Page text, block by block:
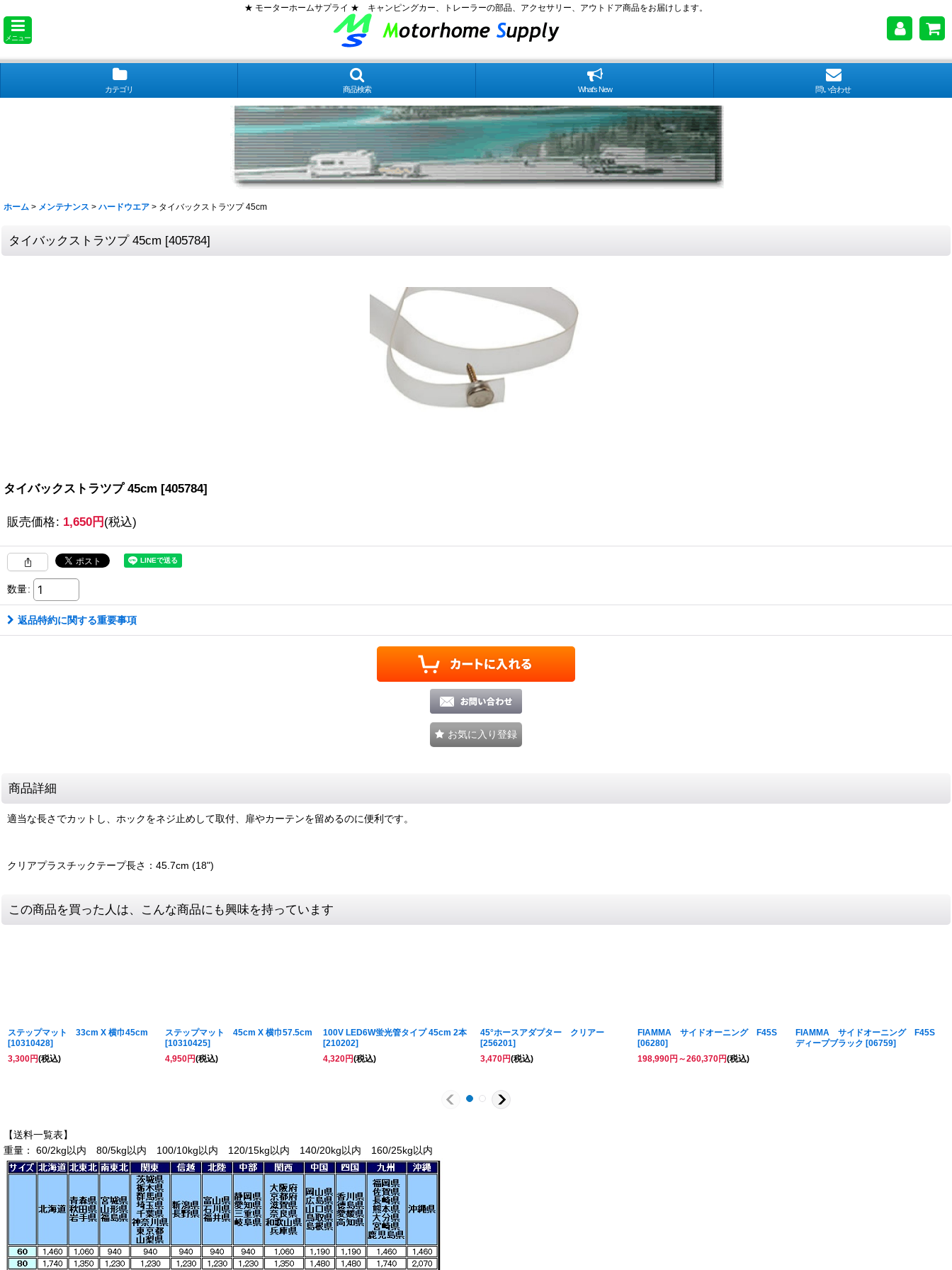
★ モーターホームサプライ ★ キャンピングカー、トレーラーの部品、アクセサリー、アウトドア商品をお届けします。
メニュー
カテゴリ 商品検索 What's New 問い合わせ
ホーム > メンテナンス > ハードウエア > タイバックストラツプ 45cm
タイバックストラツプ 45cm [405784]
タイバックストラツプ 45cm [405784]
販売価格: 1,650円 (税込)
数量:
返品特約に関する重要事項
お気に入り登録
商品詳細
適当な長さでカットし、ホックをネジ止めして取付、扉やカーテンを留めるのに便利です。
クリアプラスチックテープ長さ：45.7cm (18")
この商品を買った人は、こんな商品にも興味を持っています
ステップマット 33cm X 横巾45cm
[10310428]
3,300円(税込)
ステップマット 45cm X 横巾57.5cm
[10310425]
4,950円(税込)
100V LED6W蛍光管タイプ 45cm 2本
[210202]
4,320円(税込)
45°ホースアダプター クリアー
[256201]
3,470円(税込)
FIAMMA サイドオーニング F45S
[06280]
198,990円 ～260,370円(税込)
FIAMMA サイドオーニング F45S
ディープブラック [06759]
【送料一覧表】
重量： 60/2kg以内 80/5kg以内 100/10kg以内 120/15kg以内 140/20kg以内 160/25kg以内